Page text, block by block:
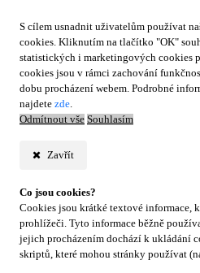
S cílem usnadnit uživatelům používat
cookies. Kliknutím na tlačítko "OK"
statistických i marketingových cookies
cookies jsou v rámci zachování
dobu procházení webem. Podrobné
najdete zde.
Odmítnout vše Souhlasím
Zavřít
Co jsou cookies?
Cookies jsou krátké textové informace,
prohlížeči. Tyto informace běžně
jejich procházením dochází k ukládání
skriptů, které mohou stránky používat